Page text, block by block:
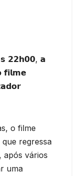
𝟮𝟮𝗵𝟬𝟬, 𝗮
o filme
regressa
após vários
uma